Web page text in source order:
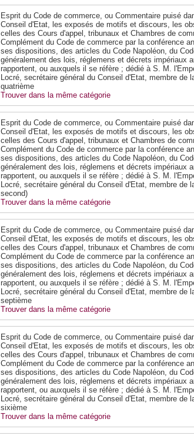
Esprit du Code de commerce, ou Commentaire puisé
Conseil d'Etat, les exposés de motifs et discours, les
celles des Cours d'appel, tribunaux et Chambres de
Complément du Code de commerce par la conférence
ses dispositions, des articles du Code Napoléon, du
généralement des lois, réglemens et décrets impériaux
rapportent, ou auxquels il se réfère ; dédié à S. M.
Locré, secrétaire général du Conseil d'Etat, membre de
quatrième
Trouver dans la même catégorie
Esprit du Code de commerce, ou Commentaire puisé
Conseil d'Etat, les exposés de motifs et discours, les
celles des Cours d'appel, tribunaux et Chambres de
Complément du Code de commerce par la conférence
ses dispositions, des articles du Code Napoléon, du
généralement des lois, réglemens et décrets impériaux
rapportent, ou auxquels il se réfère ; dédié à S. M.
Locré, secrétaire général du Conseil d'Etat, membre de
second)
Trouver dans la même catégorie
Esprit du Code de commerce, ou Commentaire puisé
Conseil d'Etat, les exposés de motifs et discours, les
celles des Cours d'appel, tribunaux et Chambres de
Complément du Code de commerce par la conférence
ses dispositions, des articles du Code Napoléon, du
généralement des lois, réglemens et décrets impériaux
rapportent, ou auxquels il se réfère ; dédié à S. M.
Locré, secrétaire général du Conseil d'Etat, membre de
septième
Trouver dans la même catégorie
Esprit du Code de commerce, ou Commentaire puisé
Conseil d'Etat, les exposés de motifs et discours, les
celles des Cours d'appel, tribunaux et Chambres de
Complément du Code de commerce par la conférence
ses dispositions, des articles du Code Napoléon, du
généralement des lois, réglemens et décrets impériaux
rapportent, ou auxquels il se réfère ; dédié à S. M.
Locré, secrétaire général du Conseil d'Etat, membre de
sixième
Trouver dans la même catégorie